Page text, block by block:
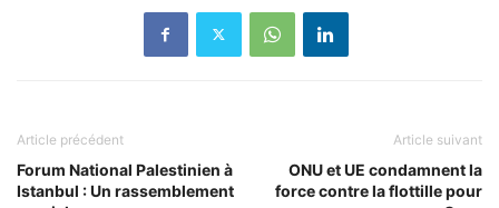
Article précédent
Forum National Palestinien à
Istanbul : Un rassemblement
Article suivant
ONU et UE condamnent la
force contre la flottille pour